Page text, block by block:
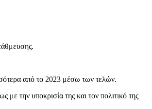
από το 2023 μέσω των τελών.
την υποκρισία της και τον πολιτικό της